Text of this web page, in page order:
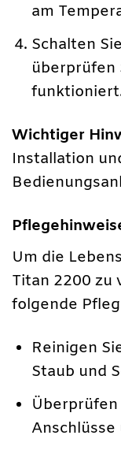
am
Schalten
überprüfen
Wichtiger
Installation
Um die
Titan 2200 zu
folgende
Reinigen
Staub und